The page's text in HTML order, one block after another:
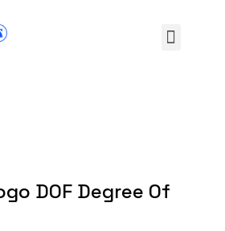
DOF Degree Of